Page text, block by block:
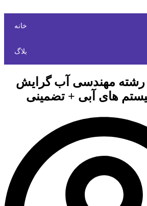
خانه
بلاگ
رشته مهندسی آب گرایش
های آبی + تضمینی